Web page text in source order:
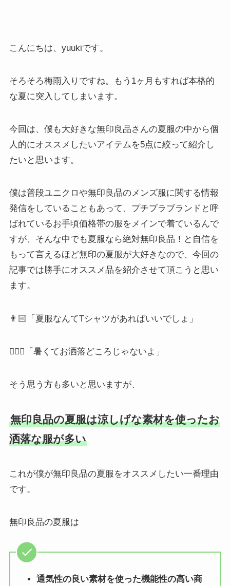
こんにちは、yuukiです。
そろそろ梅雨入りですね。もう1ヶ月もすれば本格的
な夏に突入してしまいます。
今回は、僕も大好きな無印良品さんの夏服の中から個
人的にオススメしたいアイテムを5点に絞って紹介し
たいと思います。
僕は普段ユニクロや無印良品のメンズ服に関する情報
発信をしていることもあって、プチプラブランドと呼
ばれているお手頃価格帯の服をメインで着ているんで
すが、そんな中でも夏服なら絶対無印良品！と自信を
もって言えるほど無印の夏服が大好きなので、今回の
記事では勝手にオススメ品を紹介させて頂こうと思い
ます。
👨🏻「夏服なんてTシャツがあればいいでしょ」
🙅🏻‍♂️「暑くてお洒落どころじゃないよ」
そう思う方も多いと思いますが、
無印良品の夏服は涼しげな素材を使ったお
洒落な服が多い
これが僕が無印良品の夏服をオススメしたい一番理由
です。
無印良品の夏服は
通気性の良い素材を使った機能性の高い商